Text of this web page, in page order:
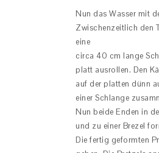
Nun das Wasser mit
Zwischenzeitlich den
eine
circa 40 cm lange
platt ausrollen. Den
auf der platten dünn
einer Schlange
Nun beide Enden in
und zu einer Brezel
Die fertig geformten